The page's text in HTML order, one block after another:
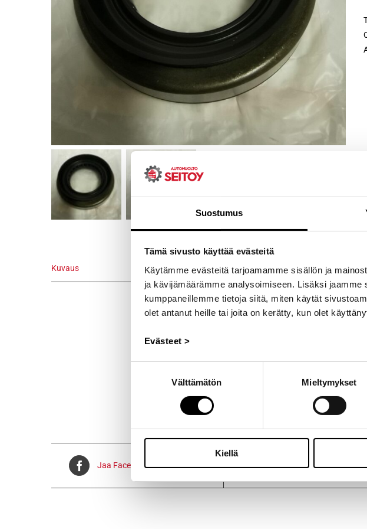
Suostumus
Tämä sivusto käyttää evästeitä
Käytämme evästeitä tarjoamamme sisällön ja
ja kävijämäärämme analysoimiseen. Lisäksi
kumppaneillemme tietoja siitä, miten käytät
olet antanut heille tai joita on kerätty, kun olet
Evästeet >
Välttämätön Mieltymykset
Kiellä
Kuvaus
Kuvaus
Alkuperäinen pinionin stefa autoon
Voidaan lähettää 1-5 päivän kuluessa.
Jaa Facebookissa Twiittaa tästä tuotteesta